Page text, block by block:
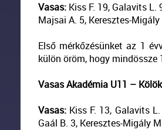
Vasas: Kiss F. 19, Galavits L.
Majsai A. 5, Keresztes-
Első mérkőzésünket az 1
külön öröm, hogy
Vasas Akadémia U11 –
Vasas: Kiss F. 13, Galavits
Gaál B. 3, Keresztes-Migály